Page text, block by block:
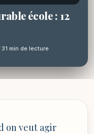
école : 12
31 min de lecture
on veut agir